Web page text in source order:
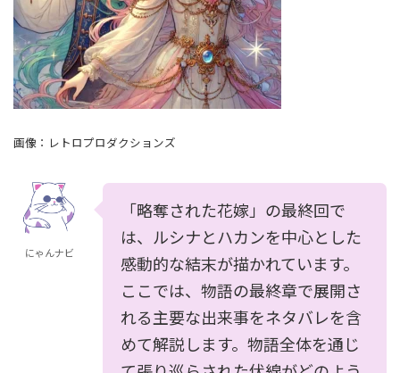
画像：レトロプロダクションズ
にゃんナビ
「略奪された花嫁」の最終回で
は、ルシナとハカンを中心とした
感動的な結末が描かれています。
ここでは、物語の最終章で展開さ
れる主要な出来事をネタバレを含
めて解説します。物語全体を通じ